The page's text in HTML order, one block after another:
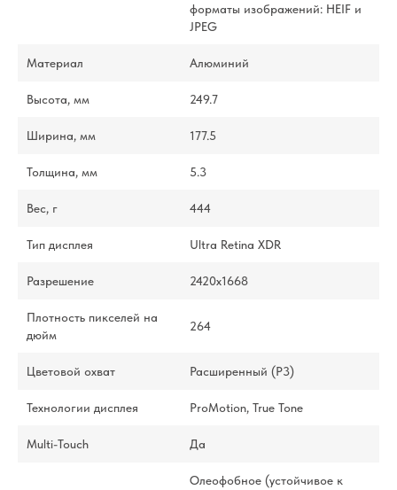
форматы изображений: HEIF и
JPEG
Материал Алюминий
Высота, мм 249.7
Ширина, мм 177.5
Толщина, мм 5.3
Вес, г 444
Тип дисплея Ultra Retina XDR
Разрешение 2420x1668
Плотность пикселей на
дюйм
264
Цветовой охват Расширенный (P3)
Технологии дисплея ProMotion, True Tone
Multi-Touch Да
Олеофобное (устойчивое к